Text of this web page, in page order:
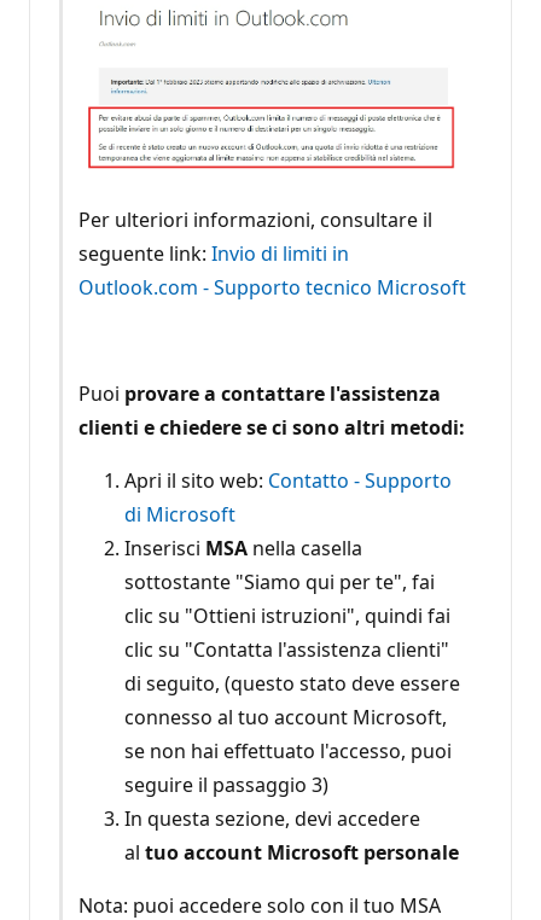
Per ulteriori informazioni, consultare il
seguente link: Invio di limiti in
Outlook.com - Supporto tecnico Microsoft
Puoi provare a contattare l'assistenza
clienti e chiedere se ci sono altri metodi:
Apri il sito web: Contatto - Supporto
di Microsoft
Inserisci MSAnella casella
sottostante "Siamo qui per te", fai
clic su "Ottieni istruzioni", quindi fai
clic su "Contatta l'assistenza clienti"
di seguito, (questo stato deve essere
connesso al tuo account Microsoft,
se non hai effettuato l'accesso, puoi
seguire il passaggio 3)
In questa sezione, devi accedere
al tuo account Microsoft personale
Nota: puoi accedere solo con il tuo MSA